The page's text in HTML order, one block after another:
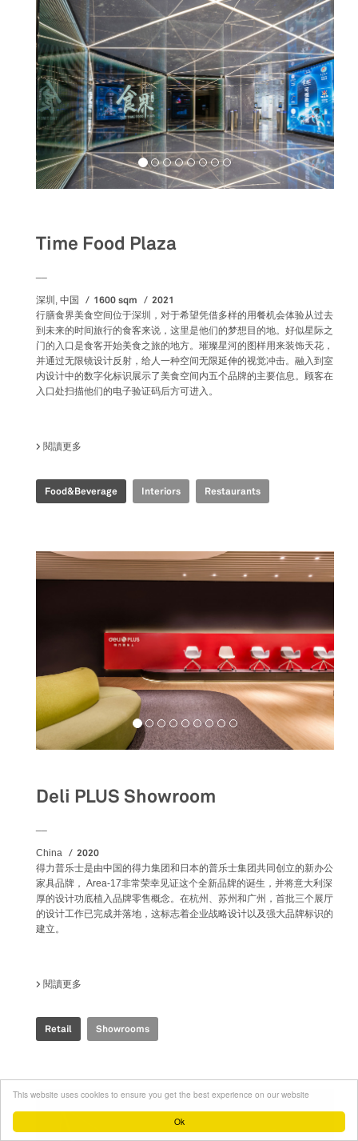
Ok
This website uses cookies to ensure you get the best experience on our website
Time Food Plaza
深圳, 中国 1600 sqm 2021
行膳食界美食空间位于深圳，对于希望凭借多样的用餐机会体验从过去
到未来的时间旅行的食客来说，这里是他们的梦想目的地。好似星际之
门的入口是食客开始美食之旅的地方。璀璨星河的图样用来装饰天花，
并通过无限镜设计反射，给人一种空间无限延伸的视觉冲击。融入到室
内设计中的数字化标识展示了美食空间内五个品牌的主要信息。顾客在
入口处扫描他们的电子验证码后方可进入。
閱讀更多
Food&Beverage Interiors Restaurants
Deli PLUS Showroom
China 2020
得力普乐士是由中国的得力集团和日本的普乐士集团共同创立的新办公
家具品牌， Area-17非常荣幸见证这个全新品牌的诞生，并将意大利深
厚的设计功底植入品牌零售概念。在杭州、苏州和广州，首批三个展厅
的设计工作已完成并落地，这标志着企业战略设计以及强大品牌标识的
建立。
閱讀更多
Retail Showrooms